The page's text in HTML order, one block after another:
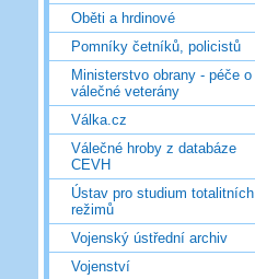
Oběti a hrdinové
Pomníky četníků, policistů
Ministerstvo obrany - péče o
válečné veterány
Válka.cz
Válečné hroby z databáze
CEVH
Ústav pro studium totalitních
režimů
Vojenský ústřední archiv
Vojenství